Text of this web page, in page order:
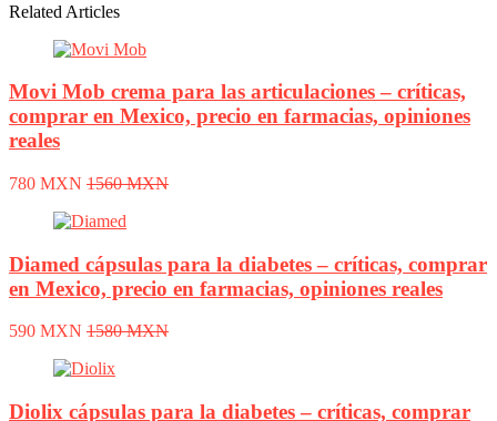
Related Articles
Movi Mob crema para las articulaciones – críticas,
comprar en Mexico, precio en farmacias, opiniones
reales
780 MXN 1560 MXN
Diamed cápsulas para la diabetes – críticas, comprar
en Mexico, precio en farmacias, opiniones reales
590 MXN 1580 MXN
Diolix cápsulas para la diabetes – críticas, comprar